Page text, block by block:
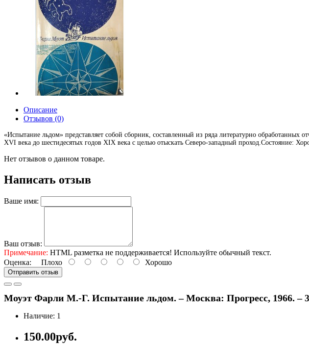
Описание
Отзывов (0)
«Испытание льдом» представляет собой сборник, составленный из ряда литературно
XVI века до шестидесятых годов XIX века с целью отыскать Северо-западный проход.Состояние:
Нет отзывов о данном товаре.
Написать отзыв
Ваше имя:
Ваш отзыв:
Примечание: HTML разметка не поддерживается! Используйте обычный текст.
Оценка: Плохо Хорошо
Отправить отзыв
Моуэт Фарли М.-Г. Испытание льдом. – Москва: Прогресс, 1966. –
Наличие: 1
150.00руб.